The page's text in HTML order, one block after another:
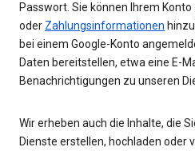
Passwort. Sie können Ihrem Konto
oder Zahlungsinformationen
bei einem Google-Konto
Daten bereitstellen, etwa eine E-
Benachrichtigungen zu unseren
Wir erheben auch die Inhalte, die
Dienste erstellen, hochladen oder